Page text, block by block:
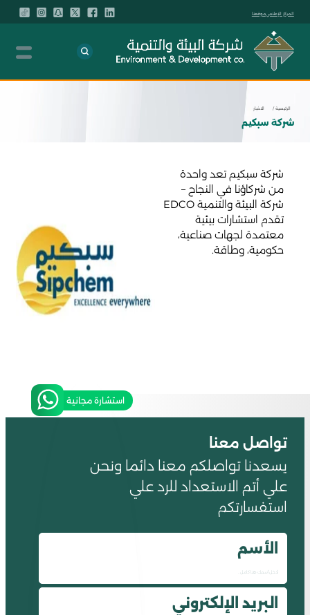
المركز الإعلاميموقعنا
شركة سبكيم
الرئيسية / الاخبار
شركة سبكيم تعد واحدة
من شركاؤنا في النجاح –
شركة البيئة والتنمية EDCO
تقدم استشارات بيئية
معتمدة لجهات صناعية،
حكومية، وطاقة.
تواصل معنا
يسعدنا تواصلكم معنا دائما ونحن
علي أتم الاستعداد للرد علي
استفسارتكم
الأسم
البريد الإلكتروني
استشارة مجانية